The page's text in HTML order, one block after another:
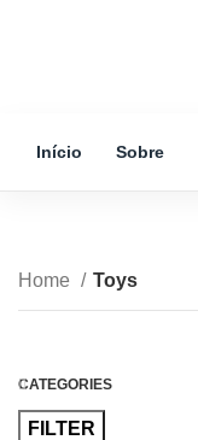
Início Sobre
Home Toys
CATEGORIES
FILTER